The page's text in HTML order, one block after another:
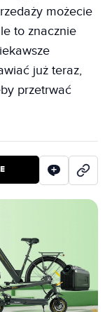
możecie
to znacznie
już teraz,
przetrwać